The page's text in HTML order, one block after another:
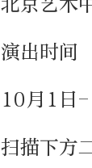
演出时间
10月1日
扫描下方